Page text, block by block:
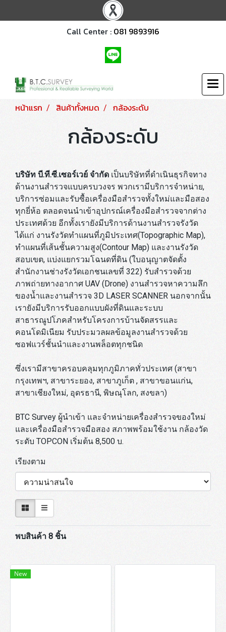
Call Center : 081 9893916
หน้าแรก สินค้าทั้งหมด กล้องระดับ
กล้องระดับ
บริษัท บี.ที.ซี.เซอร์เวย์ จำกัด เป็นบริษัทที่ดำเนินธุรกิจทาง
ด้านงานสำรวจแบบครบวงจร พวกเรามีบริการจำหน่าย,
บริการซ่อมและรับซื้อเครื่องมือสำรวจทั้งใหม่และมือสอง
ทุกยี่ห้อ ตลอดจนนำเข้าอุปกรณ์เครื่องมือสำรวจจากต่าง
ประเทศด้วย อีกทั้งเรายังมีบริการด้านงานสำรวจรังวัด
ได้แก่ งานรังวัดทำแผนที่ภูมิประเทศ(Topographic Map),
ทำแผนที่เส้นชั้นความสูง(Contour Map) และงานรังวัด
สอบเขต, แบ่งแยกรวมโฉนดที่ดิน (ใบอนุญาตจัดตั้ง
สำนักงานช่างรังวัดเอกชนเลขที่ 322) รับสำรวจด้วย
ภาพถ่ายทางอากาศ UAV (Drone) งานสำรวจหาความลึก
ของน้ำและงานสำรวจ 3D LASER SCANNER นอกจากนั้น
เรายังมีบริการรับออกแบบผังที่ดินและระบบ
สาธารณูปโภคสำหรับโครงการบ้านจัดสรรและ
คอนโดมิเนียม รับประมวลผลข้อมูลงานสำรวจด้วย
ซอฟแวร์ชั้นนำและงานพล็อตทุกชนิด
ซึ่งเรามีสาขาครอบคลุมทุกภูมิภาคทั่วประเทศ (สาขา
กรุงเทพฯ, สาขาระยอง, สาขาภูเก็ต , สาขาขอนแก่น,
สาขาเชียงใหม่, อุดรธานี, พิษณุโลก, สงขลา)
BTC Survey ผู้นำเข้า และจำหน่ายเครื่องสำรวจของใหม่
และเครื่องมือสำรวจมือสอง สภาพพร้อมใช้งาน กล้องวัด
ระดับ TOPCON เริ่มต้น 8,500 บ.
เรียงตาม
พบสินค้า 8 ชิ้น
New